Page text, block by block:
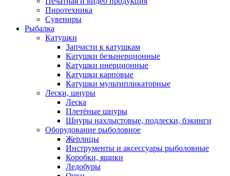
Пиротехника
Сувениры
Рыбалка
Катушки
Запчасти к катушкам
Катушки безынерционные
Катушки инерционные
Катушки карповые
Катушки мультипликаторные
Лески, шнуры
Леска
Плетёные шнуры
Шнуры нахлыстовые, подлески, бэкинги
Оборудование рыболовное
Жерлицы
Инструменты и аксессуары рыболовные
Коробки, ящики
Ледобуры